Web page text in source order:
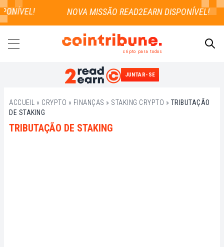
cripto para todos
JUNTAR-SE
ACCUEIL » CRYPTO » FINANÇAS » STAKING CRYPTO » TRIBUTAÇÃO
DE STAKING
TRIBUTAÇÃO DE STAKING